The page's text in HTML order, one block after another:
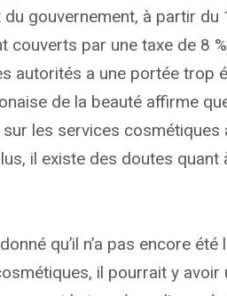
du gouvernement, à partir
couverts par une taxe de 8
autorités a une portée trop
de la beauté affirme
sur les services
il existe des doutes
qu’il n’a pas encore
il pourrait y